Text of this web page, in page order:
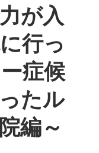
が入
行っ
症候
たル
編～